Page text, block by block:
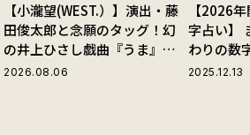
【小瀧望(WEST.）】演出・藤
田俊太郎と念願のタッグ！幻
の井上ひさし戯曲『うま』で
演じる“爽快な悪人”の魅力と
2026.08.06
【2026
字占い】
わりの数
2025.12.13